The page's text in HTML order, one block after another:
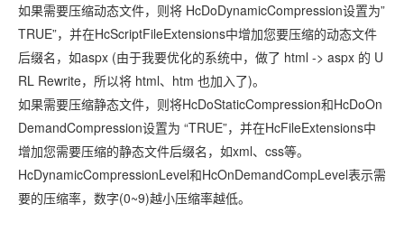
如果需要压缩动态文件，则将 HcDoDynamicCompression设置为”
TRUE”，并在HcScriptFileExtensions中增加您要压缩的动态文件
后缀名，如aspx (由于我要优化的系统中，做了 html -> aspx 的 U
RL Rewrite，所以将 html、htm 也加入了)。
如果需要压缩静态文件，则将HcDoStaticCompression和HcDoOn
DemandCompression设置为 “TRUE”，并在HcFileExtensions中
增加您需要压缩的静态文件后缀名，如xml、css等。
HcDynamicCompressionLevel和HcOnDemandCompLevel表示需
要的压缩率，数字(0~9)越小压缩率越低。